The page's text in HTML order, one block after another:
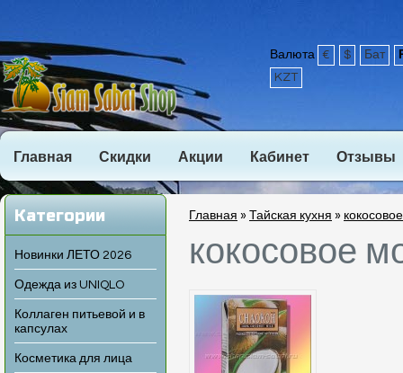
Валюта € $ Бат
KZT
Главная Скидки Акции Кабинет Отзывы
Категории
Новинки ЛЕТО 2026
Одежда из UNIQLO
Коллаген питьевой и в
капсулах
Косметика для лица
Главная » Тайская кухня »
кокосовое